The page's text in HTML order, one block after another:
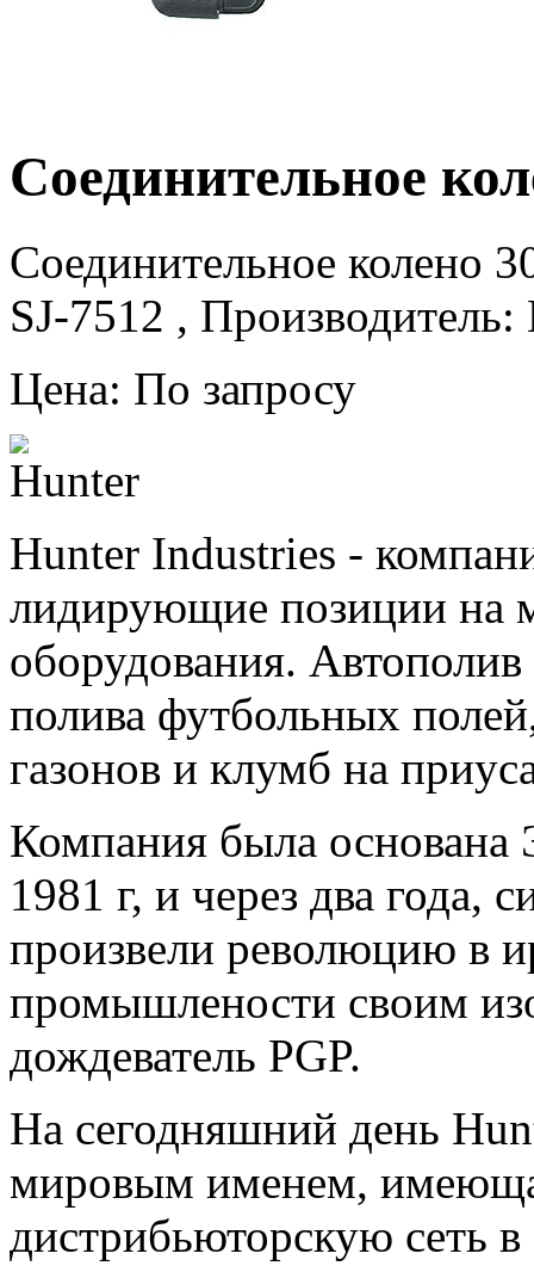
Соединительное
Соединительное колено
SJ-7512 , Производитель:
Цена: По запросу
Hunter Industries -
лидирующие позиции на
оборудования.
полива футбольных
газонов и клумб на
Компания была
1981 г, и через два года,
произвели революцию в
промышлености своим
дождеватель PGP.
На сегодняшний день
мировым именем,
дистрибьюторскую сеть